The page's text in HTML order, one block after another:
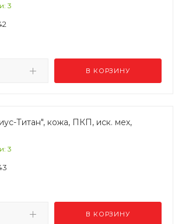
3
В КОРЗИНУ
Титан", кожа, ПКП, иск. мех,
3
В КОРЗИНУ